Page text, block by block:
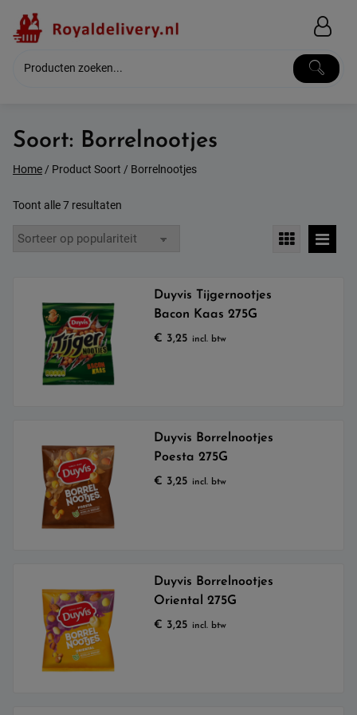
content
Soort: Borrelnootjes
Home/ Product Soort / Borrelnootjes
Toont alle 7 resultaten
populariteit
Duyvis Tijgernootjes
Bacon Kaas 275G
€ 3,25 incl. btw
Duyvis Borrelnootjes
Poesta 275G
€ 3,25 incl. btw
Duyvis Borrelnootjes
Oriental 275G
€ 3,25 incl. btw